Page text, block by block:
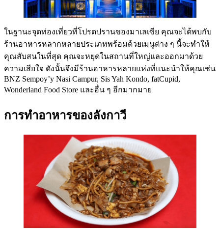
ในฐานะจุดท่องเที่ยวที่โปรดปรานของมาเลเซีย คุณจะได้พบกับ
ร้านอาหารหลากหลายประเภทพร้อมด้วยเมนูต่าง ๆ นี้จะทำให้
คุณสับสนในที่สุด คุณจะหยุดในสถานที่ใหญ่และออกมาด้วย
ความเสียใจ ดังนั้นจึงมีร้านอาหารหลายแห่งที่แนะนำให้คุณเช่น
BNZ Sempoy’y Nasi Campur, Sis Yah Kondo, fatCupid,
Wonderland Food Store และอื่น ๆ อีกมากมาย
การทำอาหารของลังกาวี